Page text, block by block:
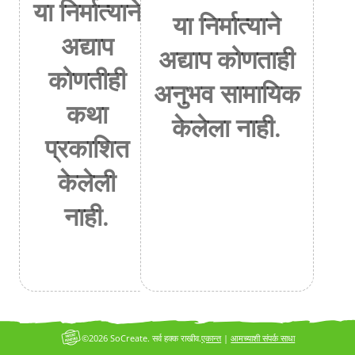
या निर्मात्याने
अद्याप
कोणतीही
कथा
प्रकाशित
केलेली
नाही.
या निर्मात्याने
अद्याप कोणताही
अनुभव सामायिक
केलेला नाही.
एकान्त|आमच्याशी संपर्क साधा
©2026 SoCreate. सर्व हक्क राखीव.